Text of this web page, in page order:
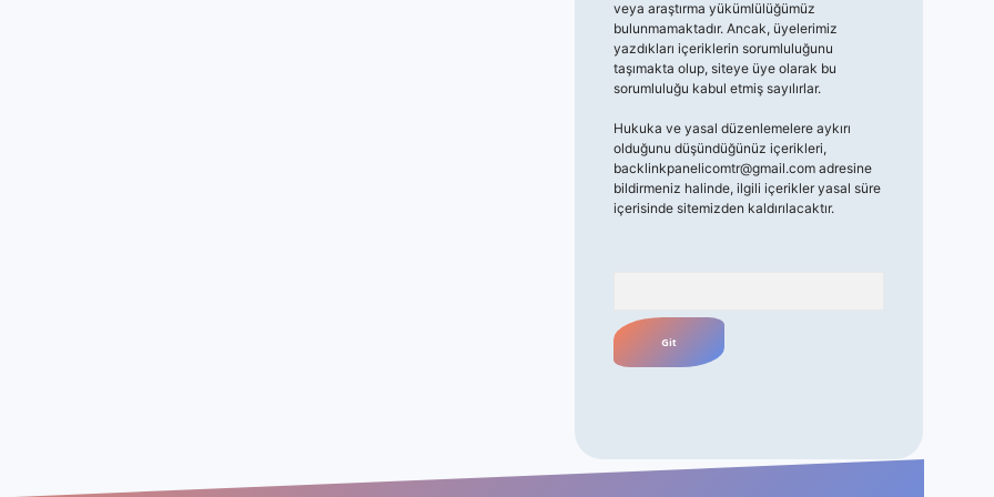
veya araştırma yükümlülüğümüz
bulunmamaktadır. Ancak, üyelerimiz
yazdıkları içeriklerin sorumluluğunu
taşımakta olup, siteye üye olarak bu
sorumluluğu kabul etmiş sayılırlar.
Hukuka ve yasal düzenlemelere aykırı
olduğunu düşündüğünüz içerikleri,
backlinkpanelicomtr@gmail.comadresine
bildirmeniz halinde, ilgili içerikler yasal süre
içerisinde sitemizden kaldırılacaktır.